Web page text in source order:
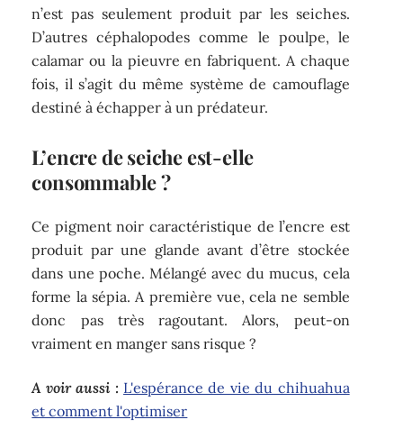
n’est pas seulement produit par les seiches.
D’autres céphalopodes comme le poulpe, le
calamar ou la pieuvre en fabriquent. A chaque
fois, il s’agit du même système de camouflage
destiné à échapper à un prédateur.
L’encre de seiche est-elle
consommable ?
Ce pigment noir caractéristique de l’encre est
produit par une glande avant d’être stockée
dans une poche. Mélangé avec du mucus, cela
forme la sépia. A première vue, cela ne semble
donc pas très ragoutant. Alors, peut-on
vraiment en manger sans risque ?
A voir aussi : L'espérance de vie du chihuahua
et comment l'optimiser